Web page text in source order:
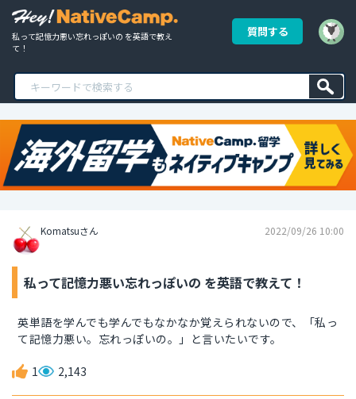
私って記憶力悪い忘れっぽいの を英語で教え
て！
質問する
Komatsuさん 2022/09/26 10:00
私って記憶力悪い忘れっぽいの を英語で教えて！
英単語を学んでも学んでもなかなか覚えられないので、「私っ
て記憶力悪い。忘れっぽいの。」と言いたいです。
1 2,143